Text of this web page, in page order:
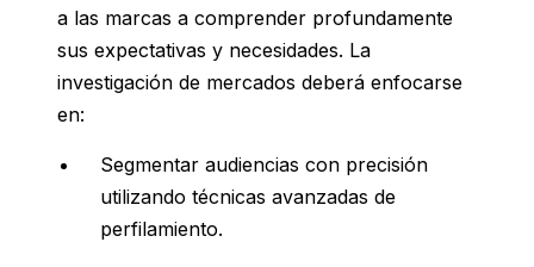
a las marcas a comprender profundamente
sus expectativas y necesidades. La
investigación de mercados deberá enfocarse
en:
Segmentar audiencias con precisión
utilizando técnicas avanzadas de
perfilamiento.